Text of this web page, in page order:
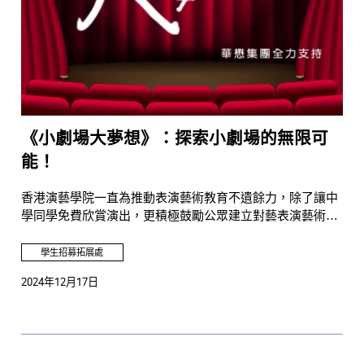
《小劇場大夢想》：探索小劇場的無限可
能！
香港演藝學院一直為推動表演藝術教育不遺餘力，除了讓中
學同學免費欣賞演出，更積極鼓勵公眾建立對藝表演藝術的
非牟利的小型劇團，旨在與觀眾近距離接觸及革新劇場表演
藝製作人和劇作家將會分享他們如何為香港藝壇創新風貌！
學生招募拓展處
2024年12月17日